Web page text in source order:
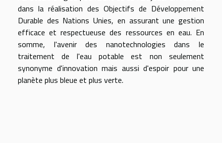
dans la réalisation des Objectifs de Développement
Durable des Nations Unies, en assurant une gestion
efficace et respectueuse des ressources en eau. En
somme, l'avenir des nanotechnologies dans le
traitement de l'eau potable est non seulement
synonyme d'innovation mais aussi d'espoir pour une
planète plus bleue et plus verte.